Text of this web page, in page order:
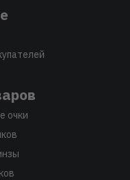
очки